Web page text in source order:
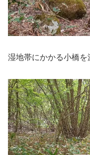
湿地帯にかかる小橋を